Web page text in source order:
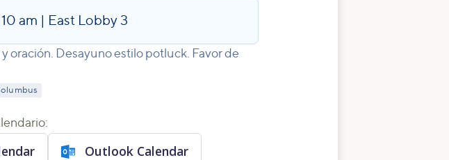
am | East Lobby 3
oración. Desayuno estilo potluck. Favor de
Outlook Calendar